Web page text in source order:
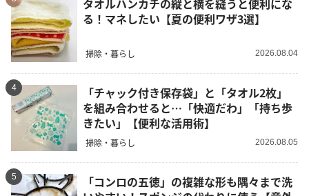
タオルハンカチの縦と横を縫うと便利にな
る！マネしたい【夏の便利ワザ3選】
掃除・暮らし 2026.08.04
4
「チャック付き保存袋」と「タオル2枚」
を組み合わせると…「快適だわ」「持ち歩
きたい」【便利な活用術】
掃除・暮らし 2026.08.05
5
「コンロの五徳」の複雑な形も隅々まで洗